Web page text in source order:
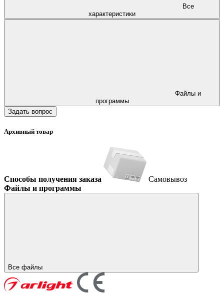
характеристики
программы
Задать вопрос
Архивный товар
Способы получения заказа
Самовывоз
Файлы и программы
Все файлы